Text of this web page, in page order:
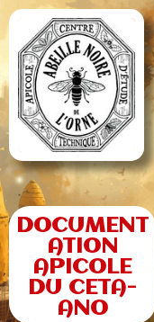
DOCUMENT
ATION
APICOLE
DU CETA-
ANO